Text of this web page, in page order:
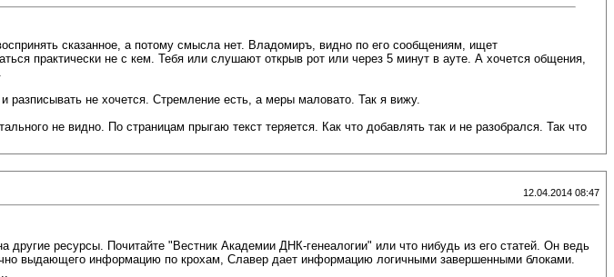
сказанное, а потому смысла нет. Владомиръ, видно по его сообщениям, ищет
практически не с кем. Тебя или слушают открыв рот или через 5 минут в ауте. А хочется общения,
разписывать не хочется. Стремление есть, а меры маловато. Так я вижу.
не видно. По страницам прыгаю текст теряется. Как что добавлять так и не разобрался. Так что
12.04.2014 08:47
ресурсы. Почитайте "Вестник Академии ДНК-генеалогии" или что нибудь из его статей. Он ведь
выдающего информацию по крохам, Славер дает информацию логичными завершенными блоками.